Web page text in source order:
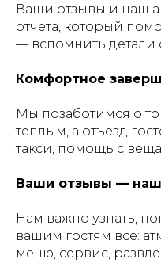
Ваши отзывы и наш
отчета, который
— вспомнить детали
Комфортное
Мы позаботимся о
теплым, а отъезд
такси, помощь с
Ваши отзывы —
Нам важно узнать,
вашим гостям всё:
меню, сервис,